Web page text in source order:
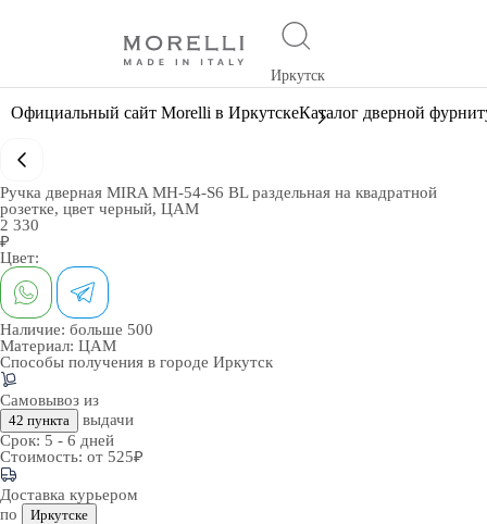
Иркутск
Официальный сайт Morelli в ИркутскеКаталог дверной
Ручка дверная MIRA MH-54-S6 BL раздельная на квадратной
розетке, цвет черный, ЦАМ
2 330
₽
Цвет:
Наличие: больше 500
Материал: ЦАМ
Способы получения в городе Иркутск
Самовывоз из
42 пункта
выдачи
Срок: 5 - 6 дней
Стоимость: от 525₽
Доставка курьером
по
Иркутске